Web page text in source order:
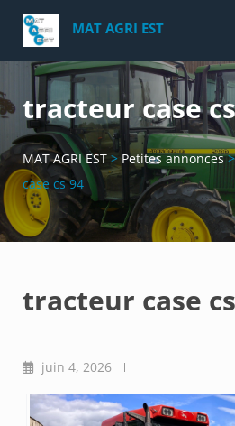
Skip
content
MAT AGRI EST
tracteur case
MAT AGRI EST > Petites annonces
case cs 94
tracteur case
juin 4, 2026